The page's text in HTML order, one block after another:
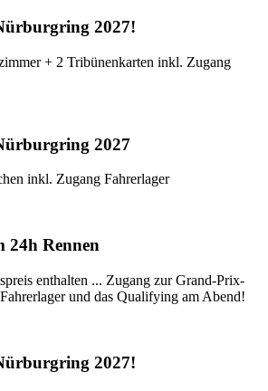
2027!
+ 2 Tribünenkarten inkl. Zugang
2027
inkl. Zugang Fahrerlager
24h Rennen
enthalten ... Zugang zur Grand-Prix-
und das Qualifying am Abend!
2027!